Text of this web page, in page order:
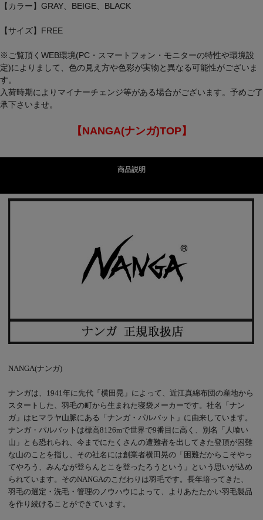
【カラー】GRAY、BEIGE、BLACK
【サイズ】FREE
※ご覧頂くWEB環境(PC・スマートフォン・モニターの特性や環境設
定)によりまして、色の見え方や色彩が実物と異なる可能性がございま
す。
入荷時期によりマイナーチェンジ等がある場合がございます。予めご了
承下さいませ。
【NANGA(ナンガ)TOP】
商品説明
NANGA(ナンガ)
ナンガは、1941年に先代「横田晃」によって、近江真綿布団の産地から
スタートした、羽毛の町から生まれた寝袋メーカーです。社名「ナン
ガ」はヒマラヤ山脈にある「ナンガ・パルバット」に由来しています。
ナンガ・パルバットは標高8126mで世界で9番目に高く、別名「人喰い
山」とも恐れられ、今までにたくさんの遭難者を出してきた登頂が困難
な山のことを指し、その社名には創業者横田晃の「困難だからこそやっ
てやろう、みんなが登らんとこを登ったろうという」という思いが込め
られています。そのNANGAのこだわりは羽毛です。長年培ってきた、
羽毛の選定・洗毛・管理のノウハウによって、よりあたたかい羽毛製品
を作り続けることができています。